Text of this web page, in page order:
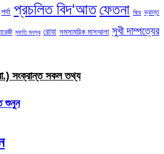
পর্দা প্রচলিত বিদ‘আত ফেতনা বিয়ে ভ্রান্ত
মুফতি মনসুর রোযা সমসাময়িক মাসআলা সুখী দাম্পত্যের
সংক্রান্ত সকল তথ্য
শুনুন